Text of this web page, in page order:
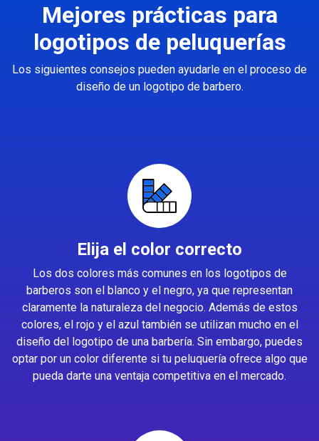
Mejores prácticas para
logotipos de peluquerías
Los siguientes consejos pueden ayudarle en el proceso de
diseño de un logotipo de barbero.
Elija el color correcto
Los dos colores más comunes en los logotipos de
barberos son el blanco y el negro, ya que representan
claramente la naturaleza del negocio. Además de estos
colores, el rojo y el azul también se utilizan mucho en el
diseño del logotipo de una barbería. Sin embargo, puedes
optar por un color diferente si tu peluquería ofrece algo que
pueda darte una ventaja competitiva en el mercado.